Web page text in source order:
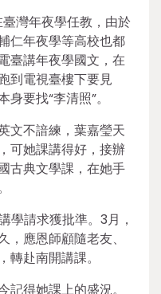
灣年夜學任教，由於
仁年夜學等高校也都
臺講年夜學國文，在
到電視臺樓下要見
要找“李清照”。
文不諳練，葉嘉瑩天
可她課講得好，接辦
古典文學課，在她手
學請求獲批準。3月，
應恩師顧隨老友、
赴南開講課。
得她課上的盛況。